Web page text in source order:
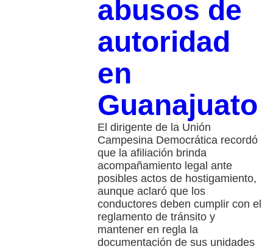
abusos de
autoridad
en
Guanajuato
El dirigente de la Unión
Campesina Democrática recordó
que la afiliación brinda
acompañamiento legal ante
posibles actos de hostigamiento,
aunque aclaró que los
conductores deben cumplir con el
reglamento de tránsito y
mantener en regla la
documentación de sus unidades